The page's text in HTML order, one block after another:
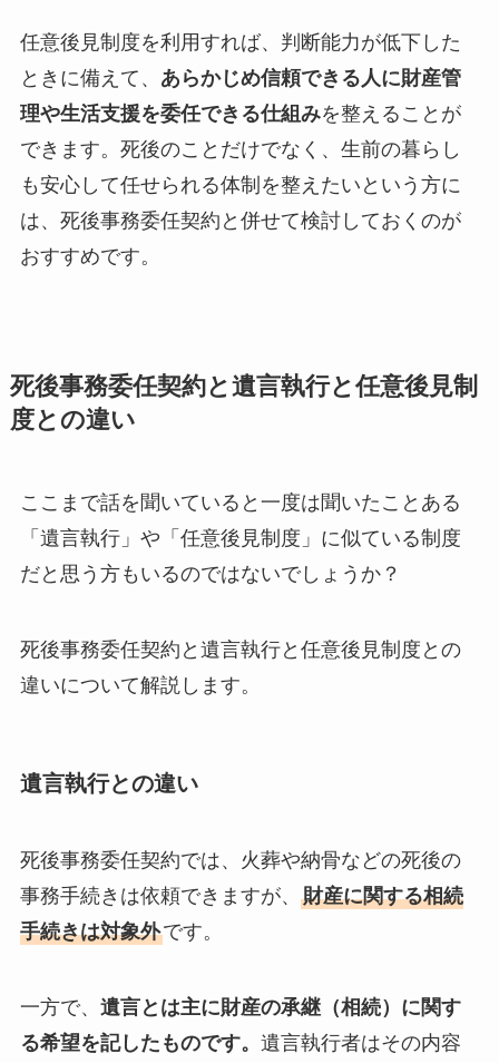
任意後見制度を利用すれば、判断能力が低下した
ときに備えて、 あらかじめ信頼できる人に財産管
理や生活支援を委任できる仕組みを整えることが
できます。死後のことだけでなく、生前の暮らし
も安心して任せられる体制を整えたいという方に
は、死後事務委任契約と併せて検討しておくのが
おすすめです。
死後事務委任契約と遺言執行と任意後見制
度との違い
ここまで話を聞いていると一度は聞いたことある
「遺言執行」や「任意後見制度」に似ている制度
だと思う方もいるのではないでしょうか？
死後事務委任契約と遺言執行と任意後見制度との
違いについて解説します。
遺言執行との違い
死後事務委任契約では、火葬や納骨などの死後の
事務手続きは依頼できますが、 財産に関する相続
手続きは対象外です。
一方で、 遺言とは主に財産の承継（相続）に関す
る希望を記したものです。 遺言執行者はその内容